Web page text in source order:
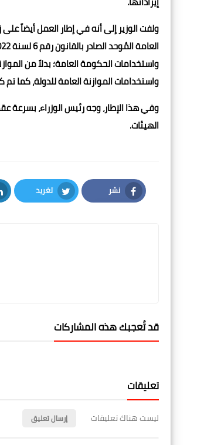
ولفت الوزير إلى أنه في إطار العمل أيضاً
واستخدامات الحكومة العامة؛ بدلاً من
واستخدامات الموازنة العامة للدولة، كما
وفي هذا الإطار، وجه رئيس الوزراء، بسرعة
الهيئات.
نشر
Facebook
تغريد
Twitter
قد تُعجبك هذه المشاركات
تعليقات
ليست هناك تعليقات إرسال تعليق